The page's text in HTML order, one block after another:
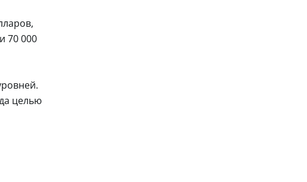
70 000
целью